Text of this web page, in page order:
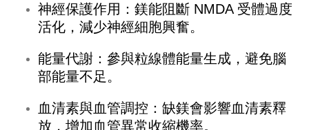
神經保護作用：鎂能阻斷 NMDA 受體過度
活化，減少神經細胞興奮。
能量代謝：參與粒線體能量生成，避免腦
部能量不足。
血清素與血管調控：缺鎂會影響血清素釋
放，增加血管異常收縮機率。